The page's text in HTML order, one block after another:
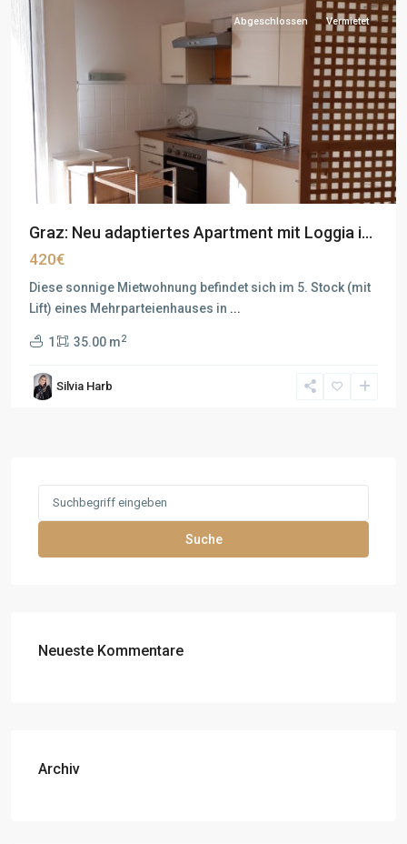
Abgeschlossen Vermietet
Graz: Neu adaptiertes Apartment mit Loggia i...
420€
Diese sonnige Mietwohnung befindet sich im 5. Stock (mit
Lift) eines Mehrparteienhauses in ...
1 35.00 m2
Silvia Harb
Suche
Neueste Kommentare
Archiv